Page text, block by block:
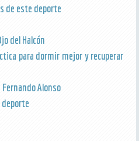
de este deporte
del Halcón
para dormir mejor y recuperar
Fernando Alonso
deporte